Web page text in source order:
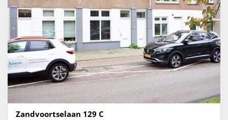
Zandvoortselaan 129 C